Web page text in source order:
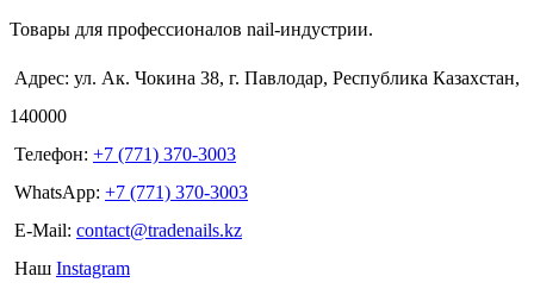
Товары для профессионалов nail-индустрии.
Адрес: ул. Ак. Чокина 38, г. Павлодар, Республика Казахстан,
140000
Телефон: +7 (771) 370-3003
WhatsApp: +7 (771) 370-3003
E-Mail: contact@tradenails.kz
Наш Instagram